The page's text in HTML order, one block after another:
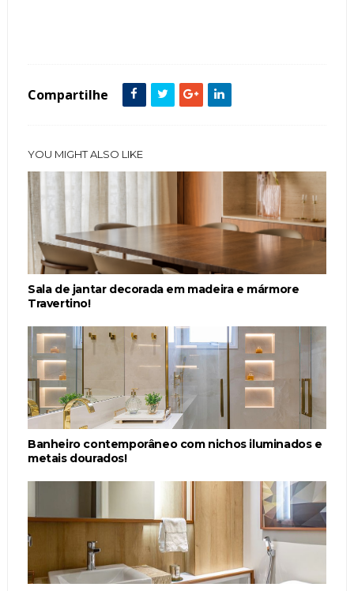
Compartilhe
YOU MIGHT ALSO LIKE
Sala de jantar decorada em madeira e mármore
Travertino!
Banheiro contemporâneo com nichos iluminados e
metais dourados!